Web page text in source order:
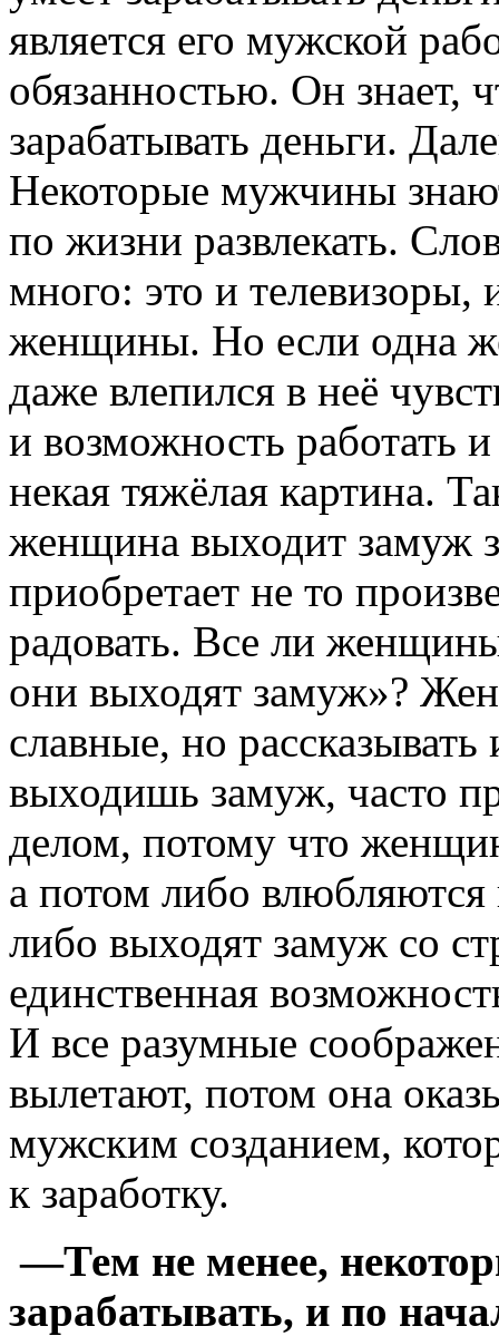
является его мужской
обязанностью. Он знает,
зарабатывать деньги.
Некоторые мужчины
по жизни развлекать.
много: это и
женщины. Но если одна
даже влепился в неё
и возможность работать
некая тяжёлая картина.
женщина выходит замуж
приобретает не то
радовать. Все ли
они выходят замуж»?
славные, но
выходишь замуж, часто
делом, потому что
а потом либо влюбляются
либо выходят замуж со
единственная
И все разумные
вылетают, потом она
мужским созданием,
к заработку.
—Тем не менее,
зарабатывать, и по